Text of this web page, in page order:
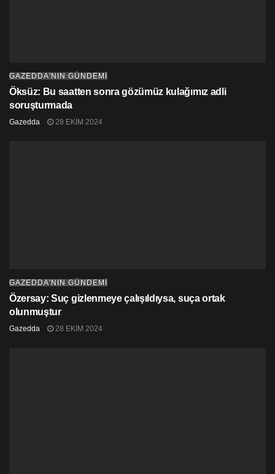
GAZEDDA'NIN GÜNDEMİ
Öksüz: Bu saatten sonra gözümüz kulağımız adli
soruşturmada
Gazedda 28 EKIM 2024
GAZEDDA'NIN GÜNDEMİ
Özersay: Suç gizlenmeye çalışıldıysa, suça ortak
olunmuştur
Gazedda 28 EKIM 2024